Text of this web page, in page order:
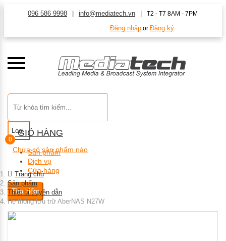
096 586 9998 info@mediatech.vn T2 - T7 8AM - 7PM
Đăng nhập or Đăng ký
Loại
Sản phẩm
Dịch vụ
Cửa hàng
Tìm kiếm
0
GIỎ HÀNG
Chưa có sản phẩm nào
Trang chủ
Sản phẩm
Thiết bị truyền dẫn
Hệ thống lưu trữ AberNAS N27W